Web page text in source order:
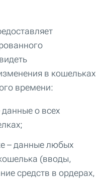
в кошельках
времени:
о всех
– данные любых
(вводы,
средств в ордерах,